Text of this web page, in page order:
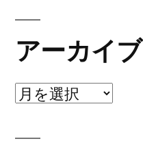
アーカイブ
ア